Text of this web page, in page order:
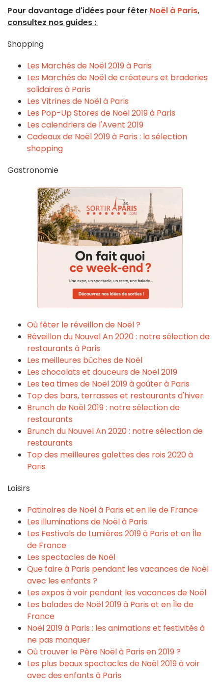
Pour davantage d'idées pour fêter Noël à Paris,
consultez nos guides :
Shopping
Les Marchés de Noël 2019 à Paris
Les Marchés de Noël de créateurs et braderies
solidaires à Paris
Les Vitrines de Noël à Paris
Les Pop-Up Stores de Noël 2019 à Paris
Les calendriers de l'Avent 2019
Cadeaux de Noël 2019 à Paris : la sélection
shopping
Gastronomie
Où fêter le réveillon de Noël ?
Réveillon du Nouvel An 2020 : notre sélection de
restaurants à Paris
Les meilleures bûches de Noël
Les chocolats et douceurs de Noël 2019
Les tea times de Noël 2019 à goûter à Paris
Top des bars, terrasses et restaurants d'hiver
Brunch de Noël 2019 : notre sélection de
restaurants
Brunch du Nouvel An 2020 : notre sélection de
restaurants
Top des meilleures galettes des rois 2020 à
Paris
Loisirs
Patinoires de Noël à Paris et en Ile de France
Les illuminations de Noël à Paris
Les Festivals de Lumières 2019 à Paris et en Île
de France
Les spectacles de Noël
Que faire à Paris pendant les vacances de Noël
avec les enfants ?
Les expos à voir pendant les vacances de Noël
Les balades de Noël 2019 à Paris et en Île de
France
Noël 2019 à Paris : les animations et festivités à
ne pas manquer
Où trouver le Père Noël à Paris en 2019 ?
Les plus beaux spectacles de Noël 2019 à voir
avec des enfants à Paris